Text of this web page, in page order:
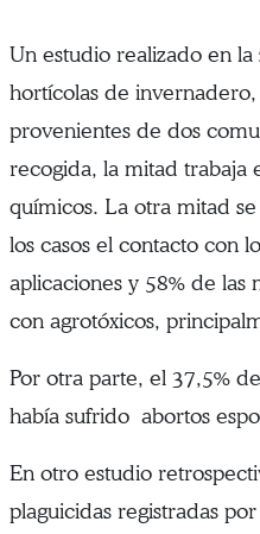
Un estudio realizado en
hortícolas de
provenientes de dos
recogida, la mitad trabaja
químicos. La otra mitad
los casos el contacto con
aplicaciones y 58% de las
con agrotóxicos,
Por otra parte, el 37,5%
había sufrido abortos
En otro estudio
plaguicidas registradas